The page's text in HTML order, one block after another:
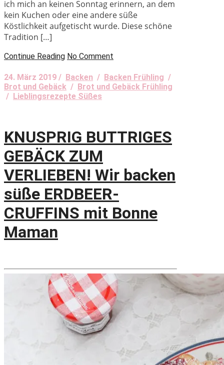
ich mich an keinen Sonntag erinnern, an dem
kein Kuchen oder eine andere süße
Köstlichkeit aufgetischt wurde. Diese schöne
Tradition […]
Continue Reading No Comment
24. März 2019 / Backen / Backen Frühling /
Brot und Gebäck / Brot und Gebäck Frühling
/ Lieblingsrezepte Süßes
KNUSPRIG BUTTRIGES
GEBÄCK ZUM
VERLIEBEN! Wir backen
süße ERDBEER-
CRUFFINS mit Bonne
Maman